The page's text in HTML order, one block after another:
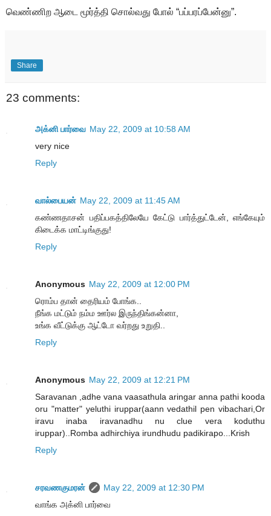
வெண்ணிற ஆடை மூர்த்தி சொல்வது போல் “பப்பரப்பேன்னு”.
Share
23 comments:
அக்னி பார்வை May 22, 2009 at 10:58 AM
very nice
Reply
வால்பையன் May 22, 2009 at 11:45 AM
கண்ணதாசன் பதிப்பகத்திலேயே கேட்டு பார்த்துட்டேன், எங்கேயும்
கிடைக்க மாட்டிங்குது!
Reply
Anonymous May 22, 2009 at 12:00 PM
ரொம்ப தான் தைரியம் போங்க..
நீங்க மட்டும் நம்ம ஊர்ல இருந்திங்கன்னா,
உங்க வீட்டுக்கு ஆட்டோ வர்றது உறுதி..
Reply
Anonymous May 22, 2009 at 12:21 PM
Saravanan ,adhe vana vaasathula aringar anna pathi kooda
oru "matter" yeluthi iruppar(aann vedathil pen vibachari,Or
iravu inaba iravanadhu nu clue vera koduthu
iruppar)..Romba adhirchiya irundhudu padikirapo...Krish
Reply
சரவணகுமரன்
May 22, 2009 at 12:30 PM
வாங்க அக்னி பார்வை